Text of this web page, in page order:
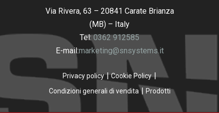
Via Rivera, 63 – 20841 Carate Brianza
(MB) – Italy
Tel:0362 912585
E-mail:marketing@snsystems.it
Privacy policy
Cookie Policy
Condizioni generali di vendita
Prodotti